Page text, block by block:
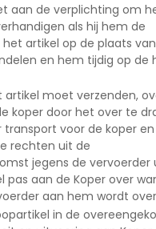
aan de verplichting om
als hij hem de
artikel op de plaats van
en hem tijdig op de
artikel moet verzenden,
koper door het over te
voor de koper
rechten uit de
jegens de vervoerder
pas aan de Koper over
aan hem wordt
in de